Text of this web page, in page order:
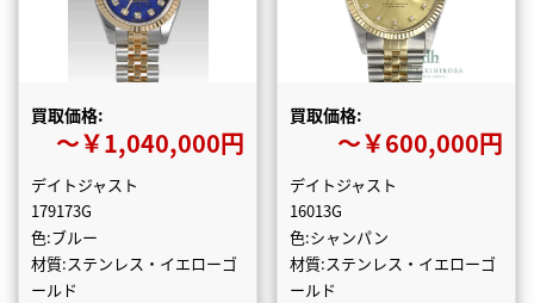
買取価格:
〜￥1,040,000円
デイトジャスト
179173G
色:ブルー
材質:ステンレス・イエローゴ
ールド
買取価格:
〜￥600,000円
デイトジャスト
16013G
色:シャンパン
材質:ステンレス・イエローゴ
ールド